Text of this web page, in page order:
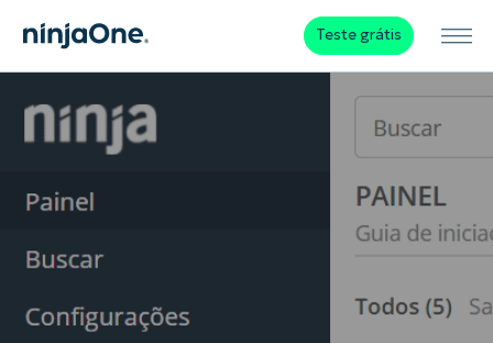
Teste grátis